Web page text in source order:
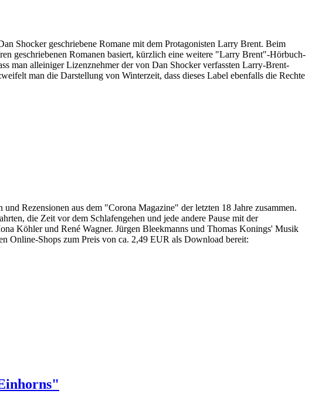
Shocker geschriebene Romane mit dem Protagonisten Larry Brent. Beim
geschriebenen Romanen basiert, kürzlich eine weitere "Larry Brent"-Hörbuch-
man alleiniger Lizenznehmer der von Dan Shocker verfassten Larry-Brent-
man die Darstellung von Winterzeit, dass dieses Label ebenfalls die Rechte
Rezensionen aus dem "Corona Magazine" der letzten 18 Jahre zusammen.
die Zeit vor dem Schlafengehen und jede andere Pause mit der
Köhler und René Wagner. Jürgen Bleekmanns und Thomas Konings' Musik
Online-Shops zum Preis von ca. 2,49 EUR als Download bereit: